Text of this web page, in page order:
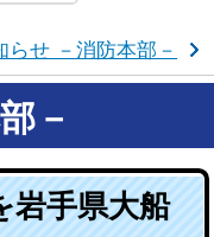
らせ －消防本部－
－
岩手県大船